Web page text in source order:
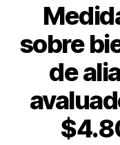
sobre
de